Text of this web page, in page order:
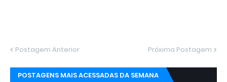
Postagem Anterior Próxima Postagem
POSTAGENS MAIS ACESSADAS DA SEMANA